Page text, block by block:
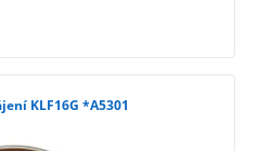
KLF16G *A5301